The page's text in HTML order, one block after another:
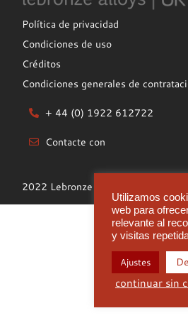
Política de privacidad
Condiciones de uso
Créditos
Condiciones generales de
+ 44 (0) 1922 612722
Contacte con
2022 Lebronze Alloys UK Limited
Utilizamos
web para
relevante al
y visitas
Ajustes
continuar sin